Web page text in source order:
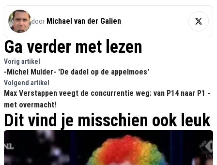
door Michael van der Galien
Ga verder met lezen
Vorig artikel
-Michel Mulder- 'De dadel op de appelmoes'
Volgend artikel
Max Verstappen veegt de concurrentie weg: van P14 naar P1 -
met overmacht!
Dit vind je misschien ook leuk